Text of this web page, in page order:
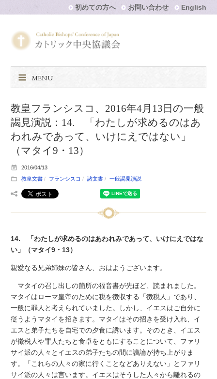
初めての方へ お問い合わせ English
MENU
教皇フランシスコ、2016年4月13日の一般
謁見演説：14. 「わたしが求めるのはあ
われみであって、いけにえではない」
（マタイ9・13）
2016/04/13
教皇文書
フランシスコ 諸文書 一般謁見演説
14. 「わたしが求めるのはあわれみであって、いけにえではな
い」（マタイ9・13）
親愛なる兄弟姉妹の皆さん、おはようございます。
マタイの召し出しの箇所の福音書が先ほど、読まれました。
マタイはローマ皇帝のために税を徴収する「徴税人」であり、
一般に罪人と考えられていました。しかし、イエスはご自分に
従うようマタイを招きます。マタイはその招きを受け入れ、イ
エスと弟子たちを自宅での夕食に誘います。そのとき、イエス
が徴税人や罪人たちと食卓をともにすることについて、ファリ
サイ派の人々とイエスの弟子たちの間に議論が持ち上がりま
す。「これらの人々の家に行くことなどありえない」とファリ
サイ派の人々は言います。イエスはそうした人々から離れるの